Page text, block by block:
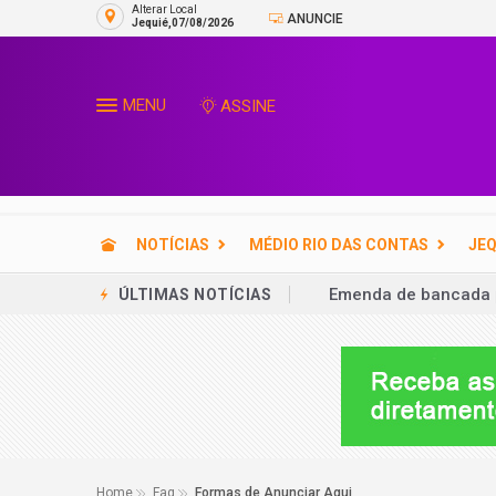
Alterar Local
Jequié,07/08/2026
ANUNCIE
MENU ASSINE
NOTÍCIAS MÉDIO RIO DAS CONTAS
ÚLTIMAS NOTÍCIAS
Emenda de
Fila do INSS cai
Expo Ubatã 2026
Avião com ACM
Home Faq Formas de Anunciar Aqui